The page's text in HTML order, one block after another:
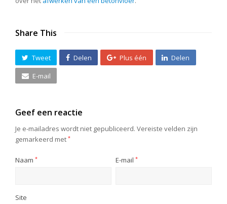
Share This
Tweet Delen Plus één Delen
E-mail
Geef een reactie
Je e-mailadres wordt niet gepubliceerd. Vereiste velden zijn
gemarkeerd met *
Naam * E-mail *
Site